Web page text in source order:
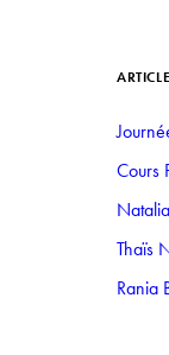
Cours
Thaïs
Rania